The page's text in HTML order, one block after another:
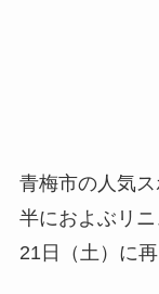
青梅市の人気
半におよぶリ
21日（土）に